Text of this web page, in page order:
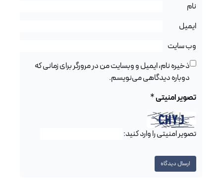
نام
ایمیل
وب‌ سایت
ذخیره نام، ایمیل و وبسایت من در مرورگر برای زمانی که
دوباره دیدگاهی می‌نویسم.
تصویر امنیتی*
تصویر امنیتی را وارد کنید: